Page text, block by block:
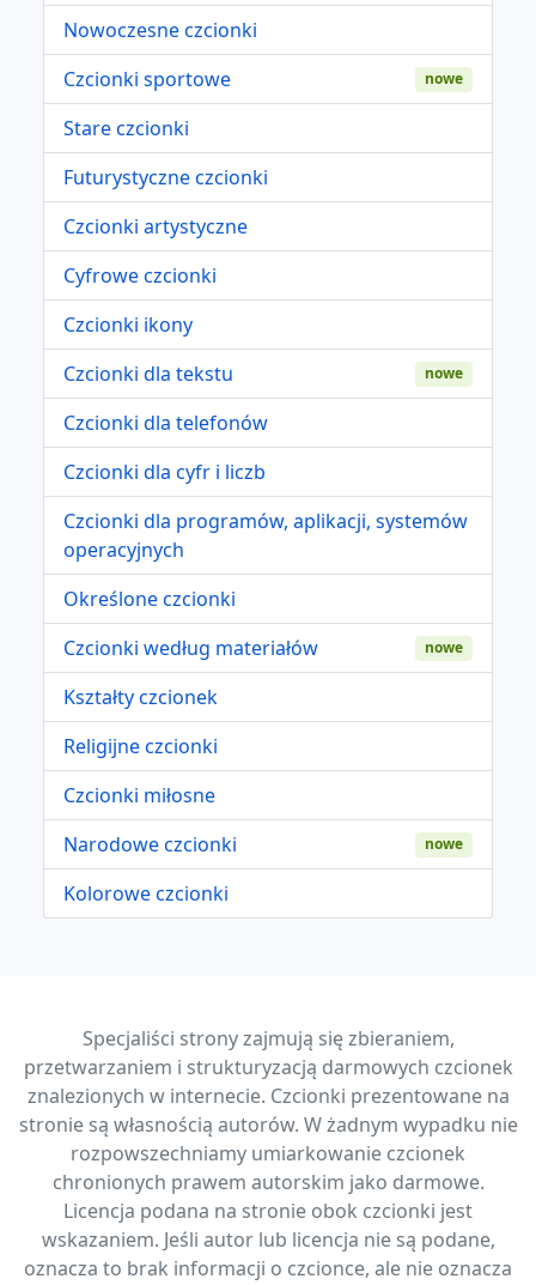
Nowoczesne czcionki
Czcionki sportowe
nowe
Stare czcionki
Futurystyczne czcionki
Czcionki artystyczne
Cyfrowe czcionki
Czcionki ikony
Czcionki dla tekstu
nowe
Czcionki dla telefonów
Czcionki dla cyfr i liczb
Czcionki dla programów, aplikacji, systemów
operacyjnych
Określone czcionki
Czcionki według materiałów
nowe
Kształty czcionek
Religijne czcionki
Czcionki miłosne
Narodowe czcionki
nowe
Kolorowe czcionki
Specjaliści strony zajmują się zbieraniem,
przetwarzaniem i strukturyzacją darmowych czcionek
znalezionych w internecie. Czcionki prezentowane na
stronie są własnością autorów. W żadnym wypadku nie
rozpowszechniamy umiarkowanie czcionek
chronionych prawem autorskim jako darmowe.
Licencja podana na stronie obok czcionki jest
wskazaniem. Jeśli autor lub licencja nie są podane,
oznacza to brak informacji o czcionce, ale nie oznacza